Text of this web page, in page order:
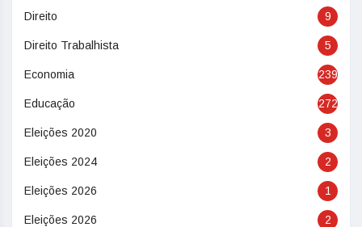
Direito 9
Direito Trabalhista 5
Economia 239
Educação 272
Eleições 2020 3
Eleições 2024 2
Eleições 2026 1
Eleições 2026 2